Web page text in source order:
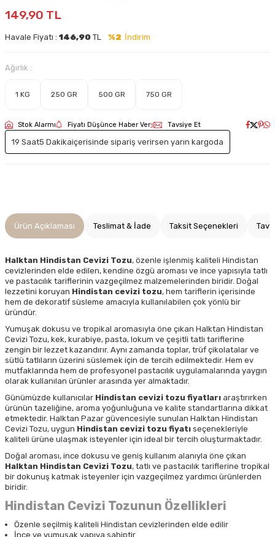
149,90 TL
Havale Fiyatı : 146,90 TL %2 İndirim
Ağırlık :
1 KG 250 GR 500 GR 750 GR
Stok Alarmı Fiyatı Düşünce Haber Ver Tavsiye Et
19 Saat5 Dakikaiçerisinde sipariş verirsen yarın kargoda
Ürün Açıklaması Teslimat & İade Taksit Seçenekleri
Halktan Hindistan Cevizi Tozu, özenle işlenmiş kaliteli Hindistan
cevizlerinden elde edilen, kendine özgü aroması ve ince yapısıyla tatlı
ve pastacılık tariflerinin vazgeçilmez malzemelerinden biridir. Doğal
lezzetini koruyan Hindistan cevizi tozu, hem tariflerin içerisinde
hem de dekoratif süsleme amacıyla kullanılabilen çok yönlü bir
üründür.
Yumuşak dokusu ve tropikal aromasıyla öne çıkan Halktan Hindistan
Cevizi Tozu, kek, kurabiye, pasta, lokum ve çeşitli tatlı tariflerine
zengin bir lezzet kazandırır. Aynı zamanda toplar, trüf çikolatalar ve
sütlü tatlıların üzerini süslemek için de tercih edilmektedir. Hem ev
mutfaklarında hem de profesyonel pastacılık uygulamalarında yaygın
olarak kullanılan ürünler arasında yer almaktadır.
Günümüzde kullanıcılar Hindistan cevizi tozu fiyatları araştırırken
ürünün tazeliğine, aroma yoğunluğuna ve kalite standartlarına dikkat
etmektedir. Halktan Pazar güvencesiyle sunulan Halktan Hindistan
Cevizi Tozu, uygun Hindistan cevizi tozu fiyatı seçenekleriyle
kaliteli ürüne ulaşmak isteyenler için ideal bir tercih oluşturmaktadır.
Doğal aroması, ince dokusu ve geniş kullanım alanıyla öne çıkan
Halktan Hindistan Cevizi Tozu, tatlı ve pastacılık tariflerine tropikal
bir dokunuş katmak isteyenler için vazgeçilmez yardımcı ürünlerden
biridir.
Hindistan Cevizi Tozunun Özellikleri
Özenle seçilmiş kaliteli Hindistan cevizlerinden elde edilir
İnce ve yumuşak yapıya sahiptir